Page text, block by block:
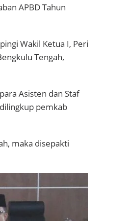
APBD Tahun
Wakil Ketua I, Peri
Tengah,
Asisten dan Staf
pemkab
maka disepakti